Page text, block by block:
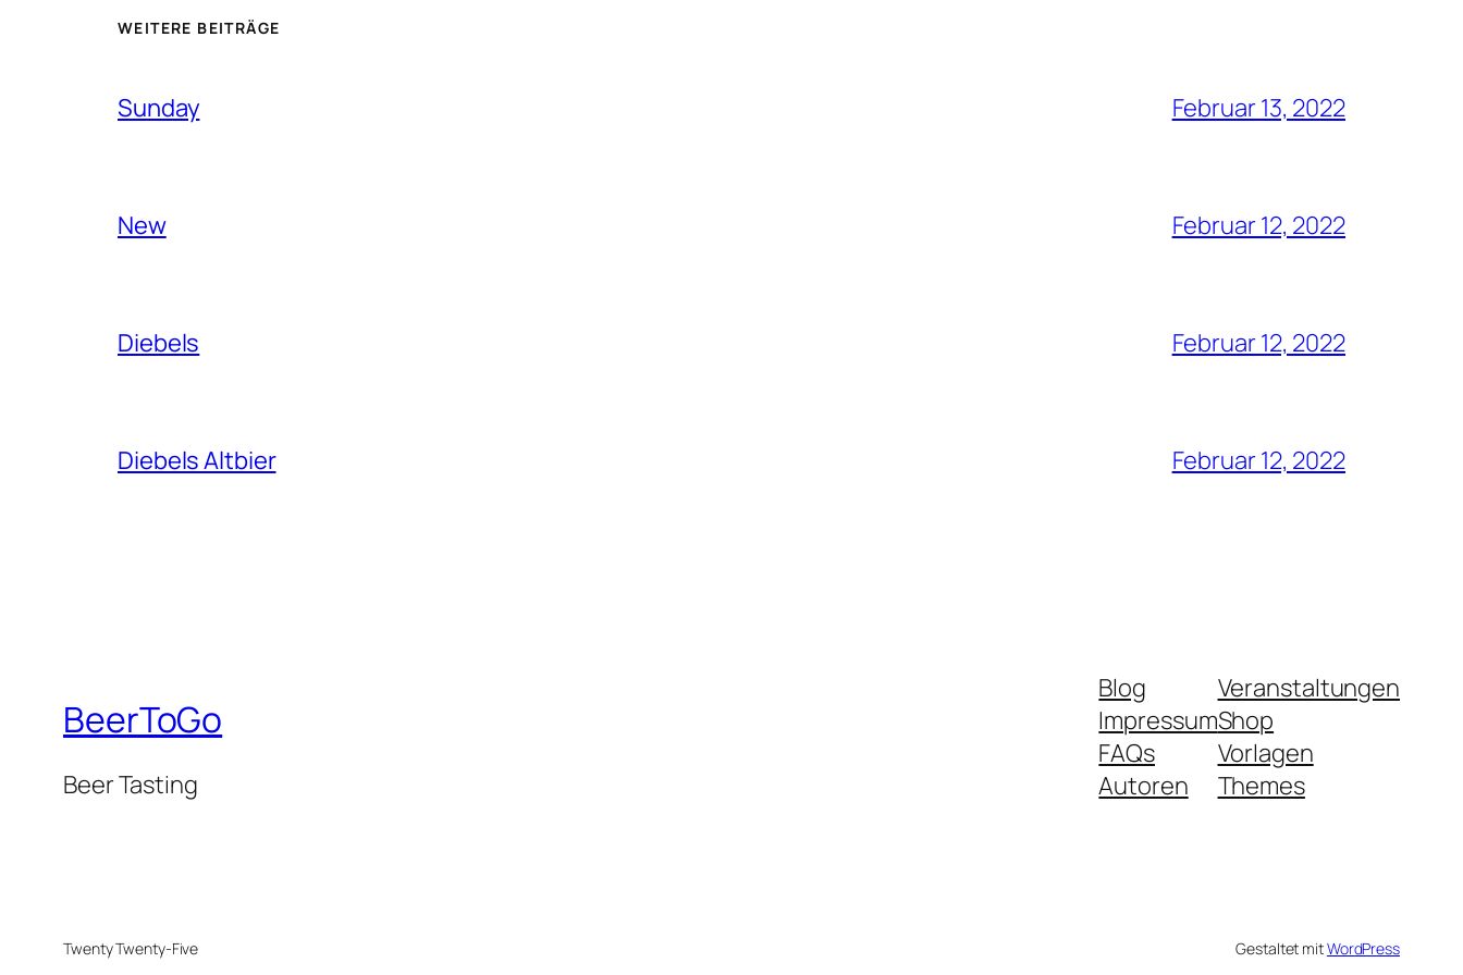
WEITERE BEITRÄGE
Sunday Februar 13, 2022
New Februar 12, 2022
Diebels Februar 12, 2022
Diebels Altbier Februar 12, 2022
BeerToGo
Beer Tasting
Blog
Impressum
FAQs
Autoren
Veranstaltungen
Shop
Vorlagen
Themes
Twenty Twenty-Five Gestaltet mitWordPress